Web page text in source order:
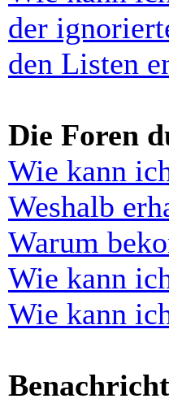
der
den Listen
Die Foren
Wie kann
Weshalb
Warum
Wie kann
Wie kann